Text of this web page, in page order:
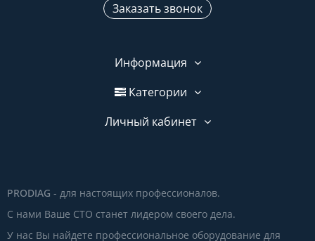
Заказать звонок
Информация
Категории
Личный кабинет
PRODIAG - для настоящих профессионалов.
С нами Ваше СТО станет лидером своего дела.
У нас Вы найдете профессиональное оборудование для